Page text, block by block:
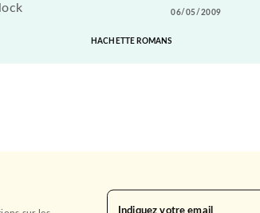
06/05/2009
HACHETTE ROMANS
Indiquez votre email